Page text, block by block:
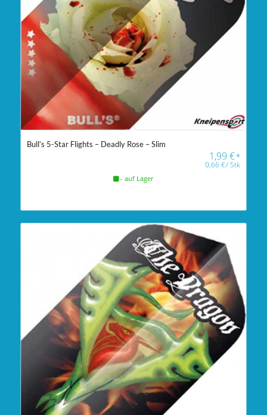
Bull’s 5-Star Flights – Deadly Rose – Slim
1,99€*
0,66€/Stk
- auf Lager